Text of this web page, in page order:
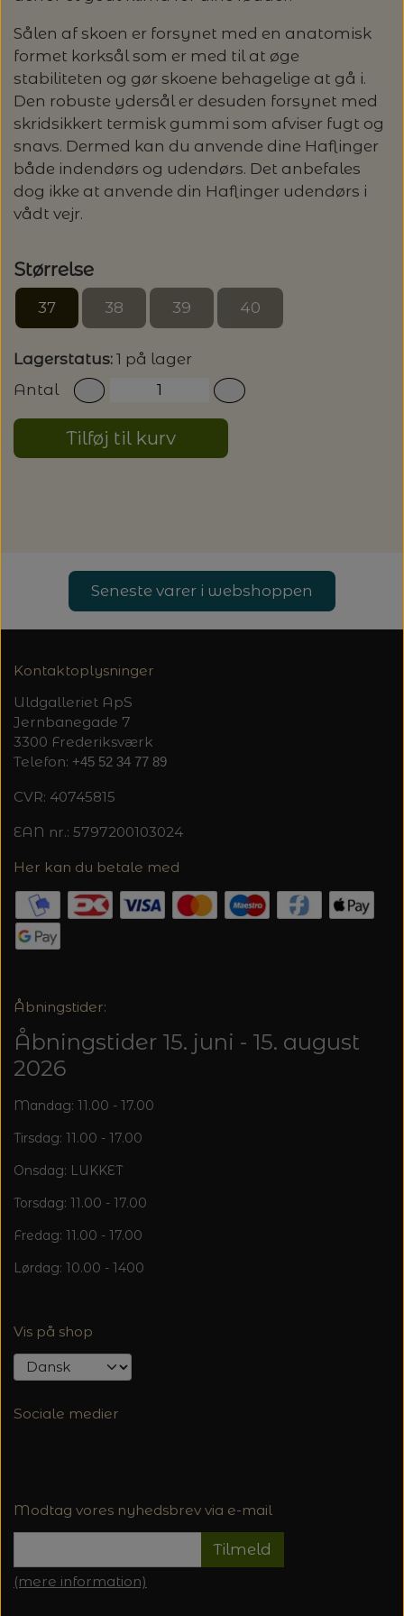
PASCUALI: NEPAL - SPAR 20%
PASCULI: SUAVE - SPAR 20%
POMP STITCH - BRODERI - SPAR 30-35%
PÅ ALLE KITS
PERMIN: SPAR 30% PÅ ALLE
JULEBRODERIER
BALDYRE: UDVALGTE BRODERIER - SPAR
20%
LANG YARNS
MONDIAL
PASCUALI
SOMMERGARN
LENE HOLME SAMSØE - LEKNIT
MY FAVOURITE THINGS KNITWEAR
ODD ROW
OTHER LOOPS
RAUMA
SUSIE HAUMANN
MASKESTOPPERE
MASKEWIRES
MÅLEBÅND / PINDEMÅLERE
OPSKRIFTHOLDER FRA KNITPRO -
STRIKKE- OG SYNÅLE
SYTRÅD
TRYKLÅSE
Sålen af skoen er forsynet med en anatomisk
formet korksål som er med til at øge
stabiliteten og gør skoene behagelige at gå i.
Den robuste ydersål er desuden forsynet med
skridsikkert termisk gummi som afviser fugt og
snavs. Dermed kan du anvende dine Haflinger
både indendørs og udendørs. Det anbefales
dog ikke at anvende din Haflinger udendørs i
vådt vejr.
Størrelse
37 38 39 40
Lagerstatus: 1 på lager
Antal
Tilføj til kurv
Seneste varer i webshoppen
Kontaktoplysninger
Uldgalleriet ApS
Jernbanegade 7
3300 Frederiksværk
Telefon: +45 52 34 77 89
CVR: 40745815
EAN nr.: 5797200103024
Her kan du betale med
Åbningstider:
Åbningstider 15. juni - 15. august
2026
Mandag: 11.00 - 17.00
Tirsdag: 11.00 - 17.00
Onsdag: LUKKET
Torsdag: 11.00 - 17.00
Fredag: 11.00 - 17.00
Lørdag: 10.00 - 1400
Vis på shop
Sociale medier
Modtag vores nyhedsbrev via e-mail
Tilmeld
(mere information)